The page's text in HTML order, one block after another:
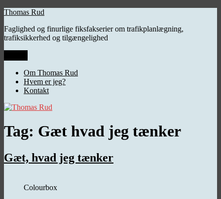
Videre
indhold
Thomas Rud
Faglighed og finurlige fiksfakserier om trafikplanlægning,
trafiksikkerhed og tilgængelighed
Om Thomas Rud
Hvem er jeg?
Kontakt
Tag: Gæt hvad jeg tænker
Gæt, hvad jeg tænker
Colourbox